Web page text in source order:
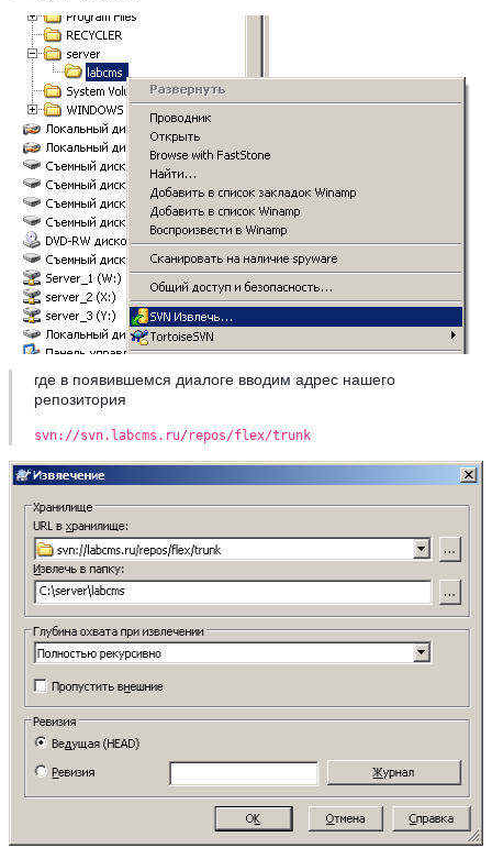
где в появившемся диалоге вводим адрес нашего
репозитория
svn://svn.labcms.ru/repos/flex/trunk